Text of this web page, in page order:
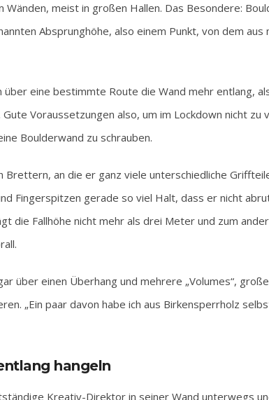
meist in großen Hallen. Das Besondere:
Absprunghöhe, also einem Punkt, von dem aus
eine bestimmte Route die Wand mehr entlang,
Voraussetzungen also, um im Lockdown nicht zu
Boulderwand zu schrauben.
an die er ganz viele unterschiedliche
Fingerspitzen gerade so viel Halt, dass er nicht
die Fallhöhe nicht mehr als drei Meter und zum
über einen Überhang und mehrere „Volumes“,
„Ein paar davon habe ich aus Birkensperrholz
hangeln
Kreativ-Direktor in seiner Wand unterwegs